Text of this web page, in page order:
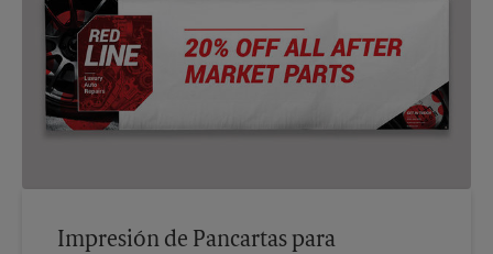
Impresión de Pancartas para